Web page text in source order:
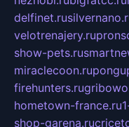
delfinet.ru
velotrenajery.ru
show-pets.ru
miraclecoon.ru
firehunters.ru
hometown-france.ru
shop-garena.ru